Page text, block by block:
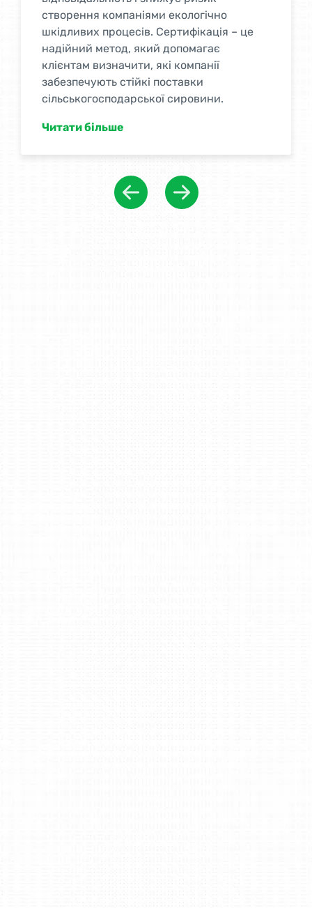
у стандартах і специфікаціях
Великобританії.
Сертифікація UKCA необхідна для
сертифікації продукції відповідно до
законодавства Великобританії та вимог
є обов’язковою вимогою для реалізації
Великобританії.
Читати більше